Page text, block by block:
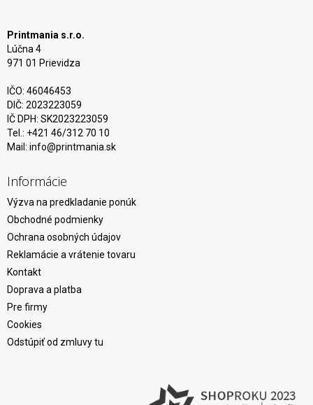
Printmania s.r.o.
Lúčna 4
971 01 Prievidza
IČO: 46046453
DIČ: 2023223059
IČ DPH: SK2023223059
Tel.: +421 46/312 70 10
Mail: info@printmania.sk
Informácie
Výzva na predkladanie ponúk
Obchodné podmienky
Ochrana osobných údajov
Reklamácie a vrátenie tovaru
Kontakt
Doprava a platba
Pre firmy
Cookies
Odstúpiť od zmluvy tu